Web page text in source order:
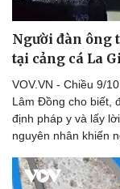
Thể thao
Bóng đá
Lịch thi đấu bóng đá
Thế giới thể thao
eSports
Hậu trường
Người đàn ông
tại cảng cá La
VOV.VN - Chiều 9/
Lâm Đồng cho biết,
định pháp y và lấy
nguyên nhân khiến